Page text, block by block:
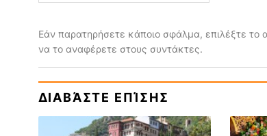
Εάν παρατηρήσετε κάποιο σφάλμα, επιλέξτε το
να το αναφέρετε στους συντάκτες.
ΔΙΑΒΆΣΤΕ ΕΠΊΣΗΣ